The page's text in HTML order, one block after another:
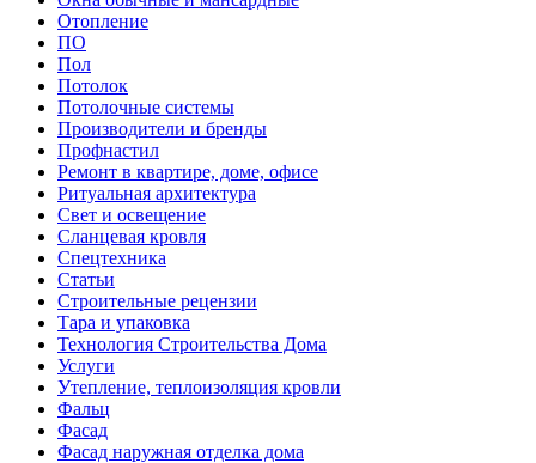
Отопление
ПО
Пол
Потолок
Потолочные системы
Производители и бренды
Профнастил
Ремонт в квартире, доме, офисе
Ритуальная архитектура
Свет и освещение
Сланцевая кровля
Спецтехника
Статьи
Строительные рецензии
Тара и упаковка
Технология Строительства Дома
Услуги
Утепление, теплоизоляция кровли
Фальц
Фасад
Фасад наружная отделка дома